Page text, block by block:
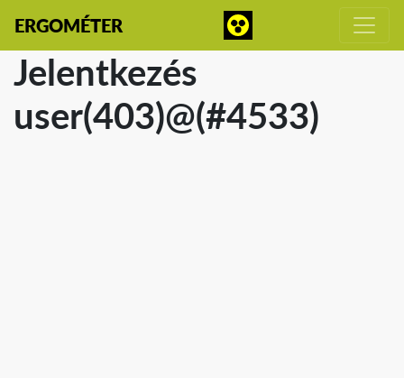
ERGOMÉTER
Jelentkezés
user(403)@(#4533)